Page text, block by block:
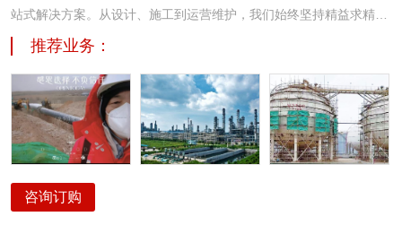
站式解决方案。从设计、施工到运营维护，我们始终坚持精益求精，
确保您的项目安全、环保。我们相信，通过我们的努力，能够为客户
创造更大的价值。选择我们，就是选择了安全、可靠的合作伙伴。让
我们携手共创绿色石化新时代！
推荐业务：
咨询订购